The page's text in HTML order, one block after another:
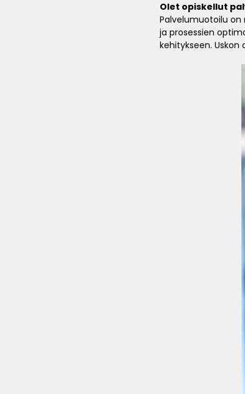
Olet opiskellut
Palvelumuotoilu
ja prosessien
kehitykseen.